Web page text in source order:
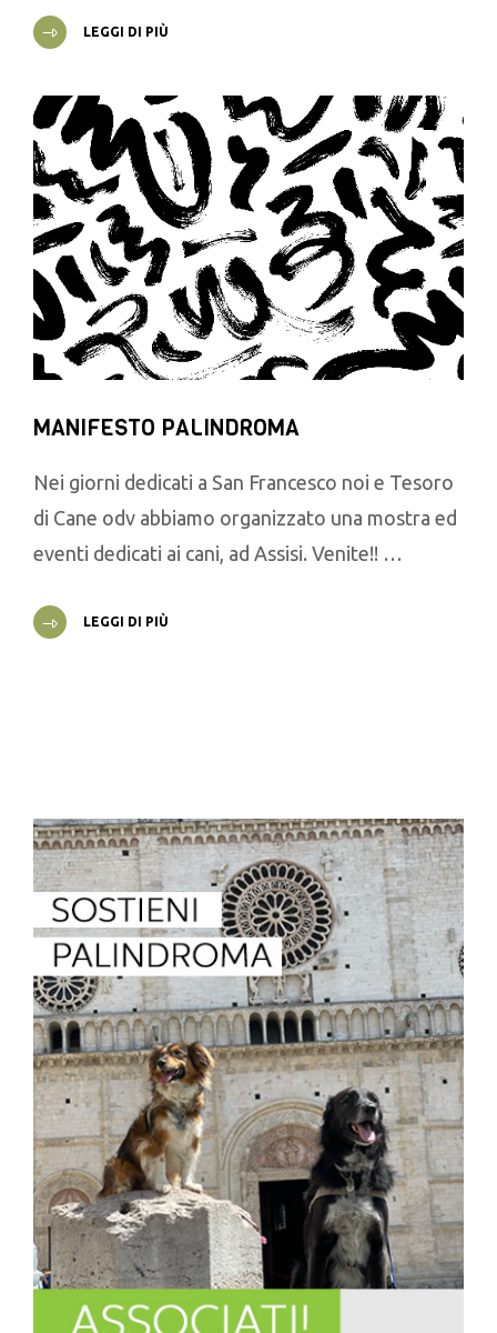
LEGGI DI PIÙ
MANIFESTO PALINDROMA
Nei giorni dedicati a San Francesco noi e Tesoro
di Cane odv abbiamo organizzato una mostra ed
eventi dedicati ai cani, ad Assisi. Venite!! …
LEGGI DI PIÙ